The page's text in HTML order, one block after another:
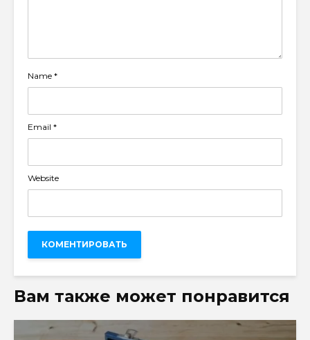
Name *
Email *
Website
Вам также может понравится